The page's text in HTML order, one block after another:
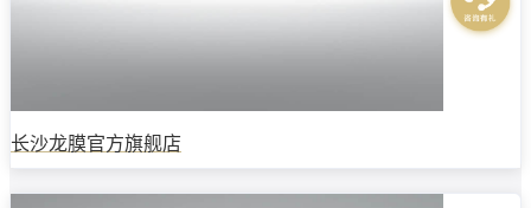
长沙龙膜官方旗舰店